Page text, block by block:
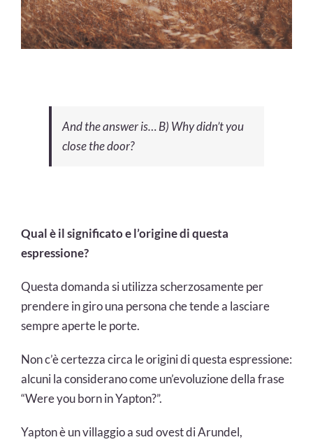
And the answer is… B) Why didn’t you
close the door?
Qual è il significato e l’origine di questa
espressione?
Questa domanda si utilizza scherzosamente per
prendere in giro una persona che tende a lasciare
sempre aperte le porte.
Non c’è certezza circa le origini di questa espressione:
alcuni la considerano come un’evoluzione della frase
“Were you born in Yapton?”.
Yapton è un villaggio a sud ovest di Arundel,